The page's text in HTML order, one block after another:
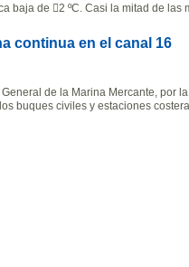
baja de 2 ºC. Casi la mitad de las
continua en el canal 16
de la Marina Mercante, por
buques civiles y estaciones